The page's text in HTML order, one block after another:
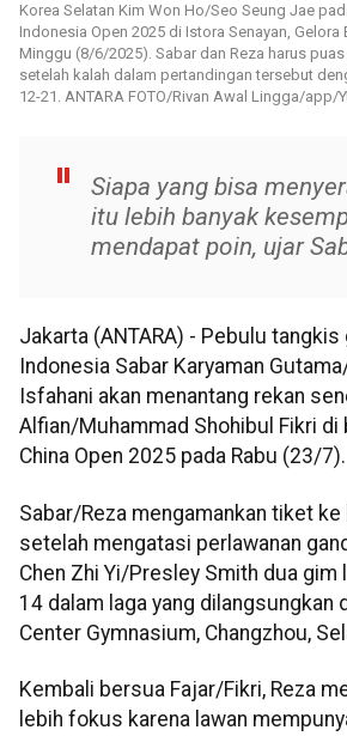
Korea Selatan Kim Won Ho/Seo Seung Jae
Indonesia Open 2025 di Istora Senayan, Gelora
Minggu (8/6/2025). Sabar dan Reza harus
setelah kalah dalam pertandingan tersebut
12-21. ANTARA FOTO/Rivan Awal Lingga/app/
Siapa yang bisa
itu lebih banyak
mendapat poin, ujar
Jakarta (ANTARA) - Pebulu tangkis
Indonesia Sabar Karyaman
Isfahani akan menantang rekan
Alfian/Muhammad Shohibul Fikri di
China Open 2025 pada Rabu (23/7).
Sabar/Reza mengamankan tiket
setelah mengatasi perlawanan
Chen Zhi Yi/Presley Smith dua gim
14 dalam laga yang dilangsungkan
Center Gymnasium, Changzhou,
Kembali bersua Fajar/Fikri, Reza
lebih fokus karena lawan